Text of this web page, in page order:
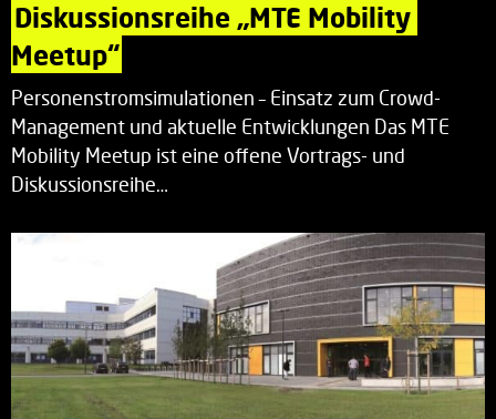
Diskussionsreihe „MTE Mobility
Meetup“
Personenstromsimulationen – Einsatz zum Crowd-
Management und aktuelle Entwicklungen Das MTE
Mobility Meetup ist eine offene Vortrags- und
Diskussionsreihe…